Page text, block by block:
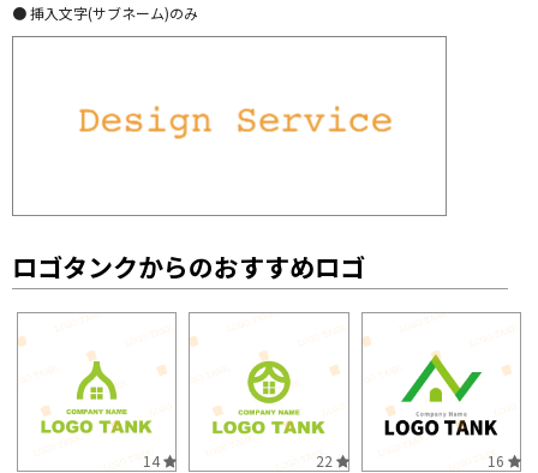
● 挿入文字(サブネーム)のみ
ロゴタンクからのおすすめロゴ
14 22 16